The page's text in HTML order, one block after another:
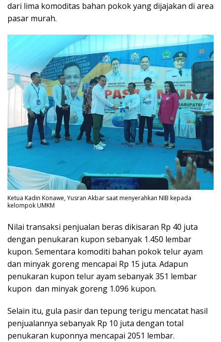
dari lima komoditas bahan pokok yang dijajakan di area
pasar murah.
Ketua Kadin Konawe, Yusran Akbar saat menyerahkan NIB kepada
kelompok UMKM
Nilai transaksi penjualan beras dikisaran Rp 40 juta
dengan penukaran kupon sebanyak 1.450 lembar
kupon. Sementara komoditi bahan pokok telur ayam
dan minyak goreng mencapai Rp 15 juta. Adapun
penukaran kupon telur ayam sebanyak 351 lembar
kupon dan minyak goreng 1.096 kupon.
Selain itu, gula pasir dan tepung terigu mencatat hasil
penjualannya sebanyak Rp 10 juta dengan total
penukaran kuponnya mencapai 2051 lembar.